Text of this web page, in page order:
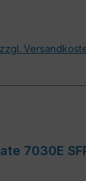
für
7030E